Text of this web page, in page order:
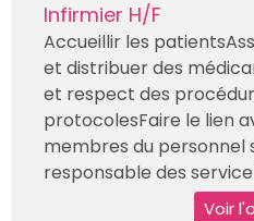
Infirmier H/F
Accueillir les
et distribuer des
et respect des
protocolesFaire le lien
membres du personnel
responsable des service
Voir